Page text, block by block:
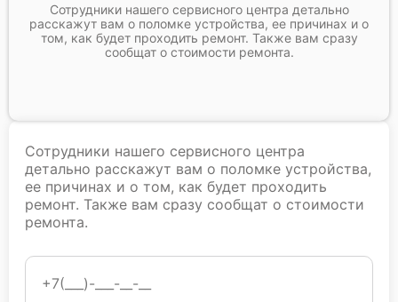
Сотрудники нашего сервисного центра детально
расскажут вам о поломке устройства, ее причинах и о
том, как будет проходить ремонт. Также вам сразу
сообщат о стоимости ремонта.
Сотрудники нашего сервисного центра
детально расскажут вам о поломке устройства,
ее причинах и о том, как будет проходить
ремонт. Также вам сразу сообщат о стоимости
ремонта.